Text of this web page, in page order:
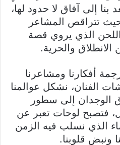
إلى آفاق لا حدود لها،
حيث تتراقص المشاعر
الذي يروي قصة
الانطلاق والحرية.
أفكارنا ومشاعرنا
الفنان، نشكل عوالمنا
الوجدان إلى سطور
فتصبح لوحات تعبر عن
الذي نسلب فيه الزمن
ونبض قلوبنا.